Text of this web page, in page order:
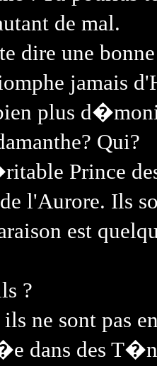
de mal.
dire une
jamais
plus
Qui?
Prince
l'Aurore. Ils
est
?
ne sont pas
dans des